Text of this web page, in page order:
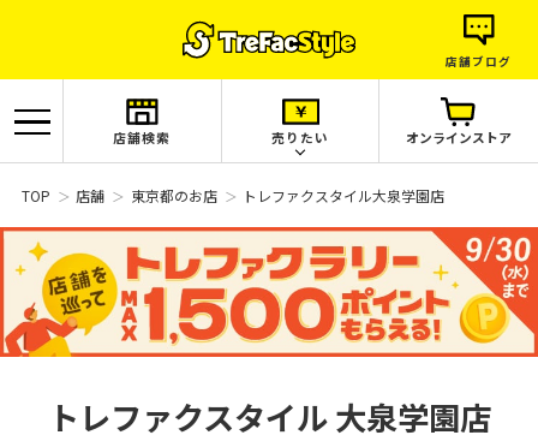
店舗ブログ
店舗検索 売りたい オンラインストア
TOP 店舗 東京都のお店 トレファクスタイル大泉学園店
トレファクスタイル大泉学園店